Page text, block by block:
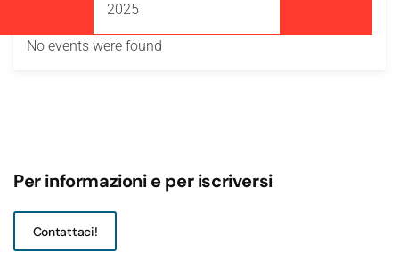
2025
No events were found
Per informazioni e per iscriversi
Contattaci!